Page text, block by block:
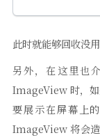
此时就能够回收没
另外，在这里也
ImageView 时，如
要展示在屏幕上
ImageView 将会